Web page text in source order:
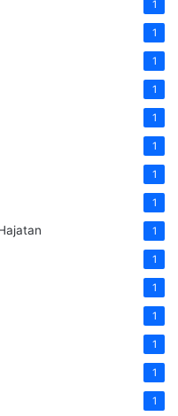
1
1
1
1
1
1
1
1
1
1
1
1
1
1
1